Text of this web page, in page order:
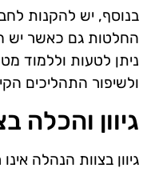
בנוסף, יש להקנות
החלטות גם כאשר יש
ניתן לטעות וללמוד
ולשיפור התהליכים
גיוון והכלה
גיוון בצוות הנהלה